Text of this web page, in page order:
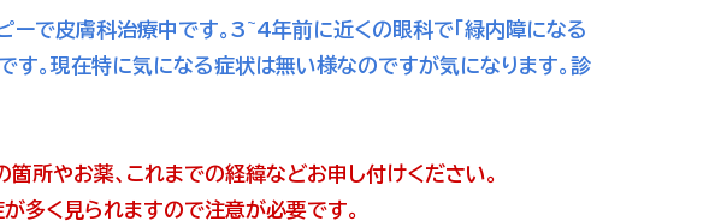
ーで皮膚科治療中です。3~4年前に近くの眼科で「緑内障になる
す。現在特に気になる症状は無い様なのですが気になります。診
所やお薬、これまでの経緯などお申し付けください。
多く見られますので注意が必要です。